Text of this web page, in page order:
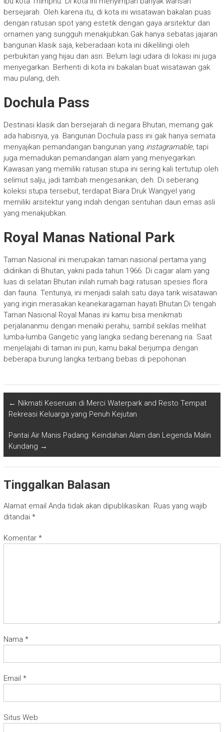
bersejarah. Oleh karena itu, di kota ini wisatawan bakalan puas
dengan ratusan spot yang estetik dengan gaya arsitektur dan
ornamen yang sungguh menakjubkan.Gak hanya sebatas jajaran
bangunan klasik saja, keberadaan kota ini dikelilingi oleh
perbukitan yang hijau dan asri. Belum lagi udara di lokasi ini juga
menyegarkan. Berhenti di kota ini bakalan buat wisatawan gak
mau pulang, deh.
Dochula Pass
Destinasi klasik dan bersejarah di negara Bhutan, memang gak
ada habisnya, ya. Bangunan Dochula pass ini gak hanya semata
menyajikan pemandangan bangunan yang instagramable,tapi
juga memadukan pemandangan alam yang menyegarkan.
Kawasan yang memiliki ratusan stupa ini sering kali tertutup oleh
selimut salju, jadi tambah mengesankan, deh. Di seberang
koleksi stupa tersebut, terdapat Biara Druk Wangyel yang
memiliki arsitektur yang indah dengan sentuhan daun emas asli
yang menakjubkan.
Royal Manas National Park
Taman Nasional ini merupakan taman nasional pertama yang
didirikan di Bhutan, yakni pada tahun 1966. Di cagar alam yang
luas di selatan Bhutan inilah rumah bagi ratusan spesies flora
dan fauna. Tentunya, ini menjadi salah satu daya tarik wisatawan
yang ingin merasakan keanekaragaman hayati Bhutan.Di tengah
Taman Nasional Royal Manas ini kamu bisa menikmati
perjalananmu dengan menaiki perahu, sambil sekilas melihat
lumba-lumba Gangetic yang langka sedang berenang ria. Saat
menjelajahi di taman ini pun, kamu bakal berjumpa dengan
beberapa burung langka terbang bebas di pepohonan.
← Nikmati Keseruan di Merci Waterpark and Resto Tempat
Rekreasi Keluarga yang Penuh Kejutan
Pantai Air Manis Padang: Keindahan Alam dan Legenda Malin
Kundang →
Tinggalkan Balasan
Alamat email Anda tidak akan dipublikasikan. Ruas yang wajib
ditandai *
Komentar *
Nama *
Email *
Situs Web